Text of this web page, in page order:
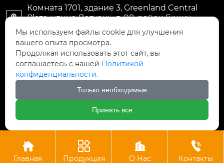

Комната 1701, здание 3, Greenland Central
Plaza, улица Дагуань, д. 98, район Гуншу,
Ханчжоу, провинция Чжэцзян, Китай
 machine@royal-packing.com
 +86-571-85829052
 +8613325819288
Авторское право © ООО Ханчжоу Ройал Упаковочное
Оборудование

Главная

Продукция

О Нас

Контакты
Мы используем файлы cookie для улучшения
вашего опыта просмотра.
Продолжая использовать этот сайт, вы
соглашаетесь с нашей Политикой
конфиденциальности.
Только необходимые
Принять все